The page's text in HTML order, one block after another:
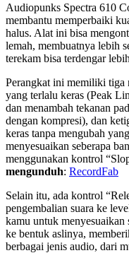
Audiopunks Spectra 610
membantu memperbaiki
halus. Alat ini bisa
lemah, membuatnya lebih
terekam bisa terdengar
Perangkat ini memiliki tiga
yang terlalu keras (Peak
dan menambah tekanan
dengan kompresi), dan
keras tanpa mengubah
menyesuaikan seberapa
menggunakan kontrol
mengunduh: RecordFab
Selain itu, ada kontrol
pengembalian suara ke
kamu untuk menyesuaikan
ke bentuk aslinya,
berbagai jenis audio, dari